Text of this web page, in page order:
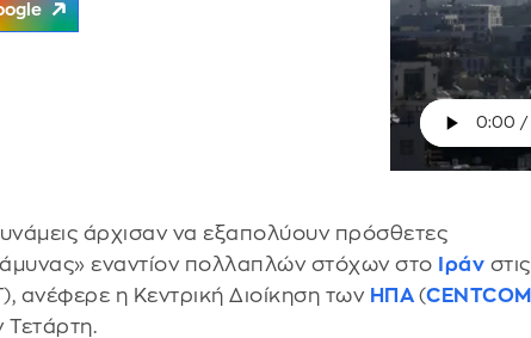
άρχισαν να εξαπολύουν πρόσθετες
εναντίον πολλαπλών στόχων στο
Ιράν στις
ανέφερε η Κεντρική Διοίκηση των ΗΠΑ (CENTCOM
Τετάρτη.